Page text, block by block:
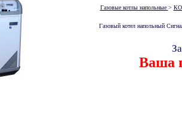
Газовые котлы напольные >
Газовый котел напольный
Ваша